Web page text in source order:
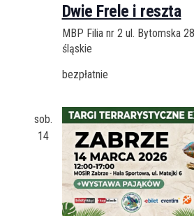
Dwie Frele i reszta
MBP Filia nr 2 ul. Bytomska
śląskie
bezpłatnie
sob.
14